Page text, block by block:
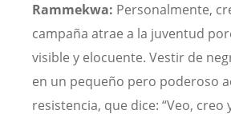
Rammekwa: Personalmente,
campaña atrae a la juventud
visible y elocuente. Vestir de
en un pequeño pero poderoso
resistencia, que dice: “Veo, creo